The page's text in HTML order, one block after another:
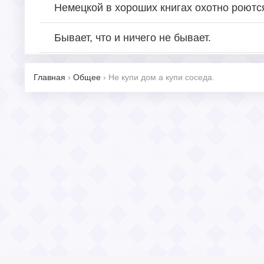
Немецкой в хороших книгах охотно
Бывает, что и ничего не бывает.
Главная › Общее › Не купи дом а купи соседа.